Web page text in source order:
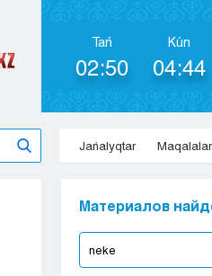
Tań
02:50
Kún
04:44
Jańalyqtar Maqalalar
Материалов